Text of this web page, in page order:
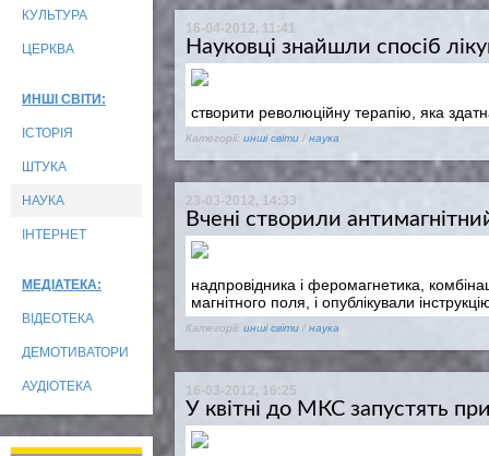
КУЛЬТУРА
ЦЕРКВА
ИНШІ СВІТИ:
ІСТОРІЯ
ШТУКА
НАУКА
ІНТЕРНЕТ
МЕДІАТЕКА:
ВІДЕОТЕКА
ДЕМОТИВАТОРИ
АУДІОТЕКА
16-04-2012, 11:41
Науковці знайшли спосіб
створити революційну терапію, яка
Категорії: инші світи /наука
23-03-2012, 14:33
Вчені створили
надпровідника і феромагнетика,
магнітного поля, і опублікували
Категорії: инші світи / наука
16-03-2012, 16:25
У квітні до МКС запустять